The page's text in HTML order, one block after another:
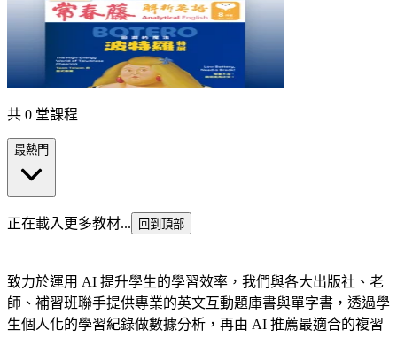
2026.08月號 常春藤解析英語【數位學習版】
常春藤 ・ 常春藤
NT$165 75 折後
共 0 堂課程
最熱門
正在載入更多教材... 回到頂部
致力於運用 AI 提升學生的學習效率，我們與各大出版社、老
師、補習班聯手提供專業的英文互動題庫書與單字書，透過學
生個人化的學習紀錄做數據分析，再由 AI 推薦最適合的複習